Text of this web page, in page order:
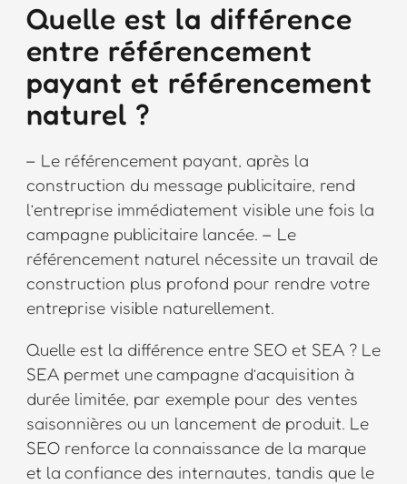
Quelle est la différence
entre référencement
payant et référencement
naturel ?
– Le référencement payant, après la
construction du message publicitaire, rend
l’entreprise immédiatement visible une fois la
campagne publicitaire lancée. – Le
référencement naturel nécessite un travail de
construction plus profond pour rendre votre
entreprise visible naturellement.
Quelle est la différence entre SEO et SEA ? Le
SEA permet une campagne d’acquisition à
durée limitée, par exemple pour des ventes
saisonnières ou un lancement de produit. Le
SEO renforce la connaissance de la marque
et la confiance des internautes, tandis que le